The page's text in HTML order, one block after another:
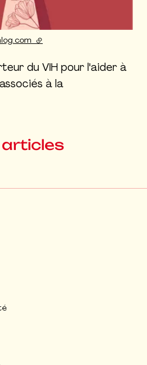
du VIH pour l'aider à
à la
(lien externe)
articles